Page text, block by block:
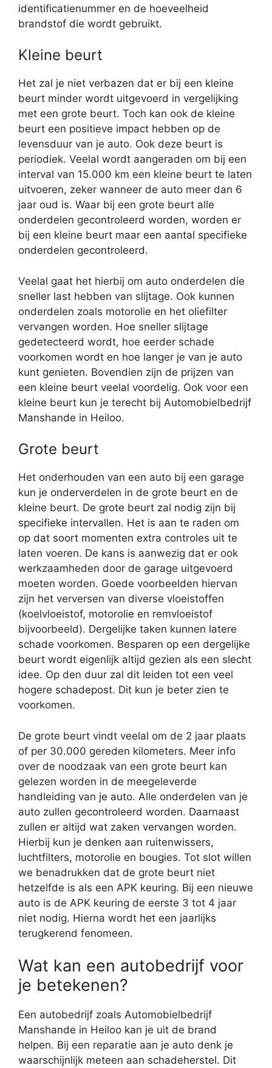
identificatienummer en de hoeveelheid
brandstof die wordt gebruikt.
Kleine beurt
Het zal je niet verbazen dat er bij een kleine
beurt minder wordt uitgevoerd in vergelijking
met een grote beurt. Toch kan ook de kleine
beurt een positieve impact hebben op de
levensduur van je auto. Ook deze beurt is
periodiek. Veelal wordt aangeraden om bij een
interval van 15.000 km een kleine beurt te laten
uitvoeren, zeker wanneer de auto meer dan 6
jaar oud is. Waar bij een grote beurt alle
onderdelen gecontroleerd worden, worden er
bij een kleine beurt maar een aantal specifieke
onderdelen gecontroleerd.
Veelal gaat het hierbij om auto onderdelen die
sneller last hebben van slijtage. Ook kunnen
onderdelen zoals motorolie en het oliefilter
vervangen worden. Hoe sneller slijtage
gedetecteerd wordt, hoe eerder schade
voorkomen wordt en hoe langer je van je auto
kunt genieten. Bovendien zijn de prijzen van
een kleine beurt veelal voordelig. Ook voor een
kleine beurt kun je terecht bij Automobielbedrijf
Manshande in Heiloo.
Grote beurt
Het onderhouden van een auto bij een garage
kun je onderverdelen in de grote beurt en de
kleine beurt. De grote beurt zal nodig zijn bij
specifieke intervallen. Het is aan te raden om
op dat soort momenten extra controles uit te
laten voeren. De kans is aanwezig dat er ook
werkzaamheden door de garage uitgevoerd
moeten worden. Goede voorbeelden hiervan
zijn het verversen van diverse vloeistoffen
(koelvloeistof, motorolie en remvloeistof
bijvoorbeeld). Dergelijke taken kunnen latere
schade voorkomen. Besparen op een dergelijke
beurt wordt eigenlijk altijd gezien als een slecht
idee. Op den duur zal dit leiden tot een veel
hogere schadepost. Dit kun je beter zien te
voorkomen.
De grote beurt vindt veelal om de 2 jaar plaats
of per 30.000 gereden kilometers. Meer info
over de noodzaak van een grote beurt kan
gelezen worden in de meegeleverde
handleiding van je auto. Alle onderdelen van je
auto zullen gecontroleerd worden. Daarnaast
zullen er altijd wat zaken vervangen worden.
Hierbij kun je denken aan ruitenwissers,
luchtfilters, motorolie en bougies. Tot slot willen
we benadrukken dat de grote beurt niet
hetzelfde is als een APK keuring. Bij een nieuwe
auto is de APK keuring de eerste 3 tot 4 jaar
niet nodig. Hierna wordt het een jaarlijks
terugkerend fenomeen.
Wat kan een autobedrijf voor
je betekenen?
Een autobedrijf zoals Automobielbedrijf
Manshande in Heiloo kan je uit de brand
helpen. Bij een reparatie aan je auto denk je
waarschijnlijk meteen aan schadeherstel. Dit